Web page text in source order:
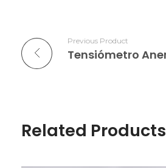
Previous Product
Related Products